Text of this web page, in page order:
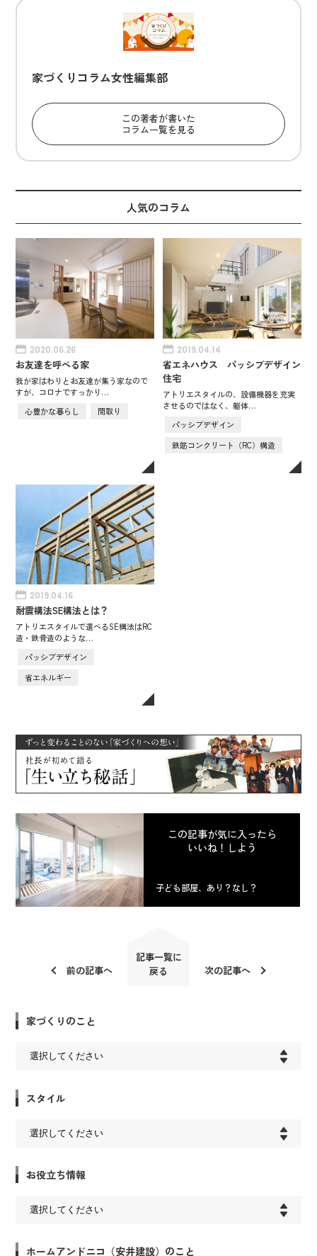
家づくりコラム女性編集部
この著者が書いた
コラム一覧を見る
人気のコラム
2020.06.26
お友達を呼べる家
我が家はわりとお友達が集う家なので
すが、コロナですっかり…
心豊かな暮らし
間取り
2019.04.14
省エネハウス パッシブデザイン
住宅
アトリエスタイルの、設備機器を充実
させるのではなく、躯体…
パッシブデザイン
鉄筋コンクリート（RC）構造
2019.04.16
耐震構法SE構法とは？
アトリエスタイルで選べるSE構法はRC
造・鉄骨造のような…
パッシブデザイン
省エネルギー
この記事が気に入ったら
いいね！しよう
子ども部屋、あり？なし？
前の記事へ
記事一覧に
戻る
次の記事へ
家づくりのこと
スタイル
お役立ち情報
ホームアンドニコ（安井建設）のこと